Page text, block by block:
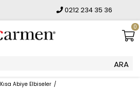
0212 234 35 36
0
Kısa Abiye Elbiseler